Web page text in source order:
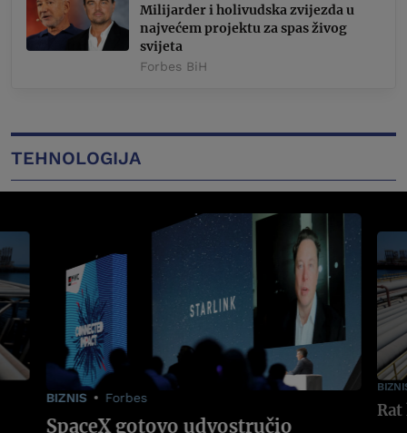
Milijarder i holivudska zvijezda u
najvećem projektu za spas živog
svijeta
Forbes BiH
TEHNOLOGIJA
BIZNIS Forbes
SpaceX gotovo udvostručio